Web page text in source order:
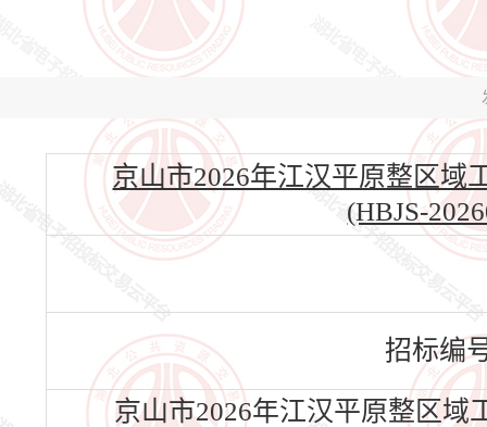
京山市2026年江汉平原整区域
(HBJS-
招标编
京山市2026年江汉平原整区域